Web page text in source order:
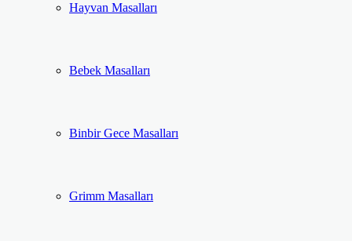
Hayvan Masalları
Bebek Masalları
Binbir Gece Masalları
Grimm Masalları